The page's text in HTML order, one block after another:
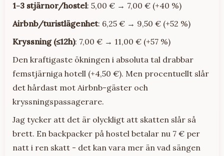
1-3 stjärnor/hostel: 5,00 € → 7,00 € (+40 %)
Airbnb/turistlägenhet: 6,25 € → 9,50 € (+52 %)
Kryssning (≤12h): 7,00 € → 11,00 € (+57 %)
Den kraftigaste ökningen i absoluta tal drabbar
femstjärniga hotell (+4,50 €). Men procentuellt slår
det hårdast mot Airbnb-gäster och
kryssningspassagerare.
Jag tycker att det är olyckligt att skatten slår så
brett. En backpacker på hostel betalar nu 7 € per
natt i ren skatt - det kan vara mer än vad sängen